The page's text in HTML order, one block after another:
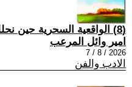
(8) الواقعية السحرية حين نحللها رياضيا
امير وائل المرعب
2026 / 8 / 7
الادب والفن